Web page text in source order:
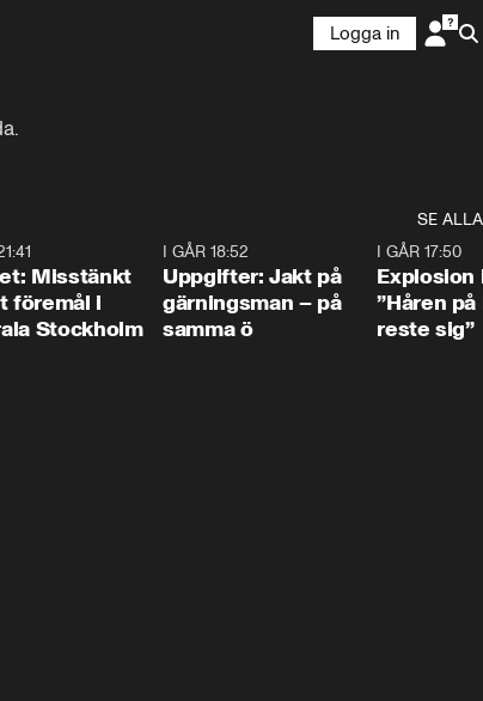
Logga in
SE ALLA
Misstänkt
föremål i
Stockholm
I GÅR 18:52
Uppgifter: Jakt på
gärningsman – på
samma ö
I GÅR 17:50
Explosion
”Håren
reste sig”